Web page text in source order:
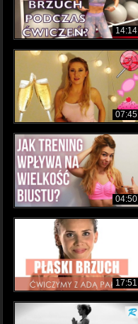
14:14
07:45
04:50
17:51